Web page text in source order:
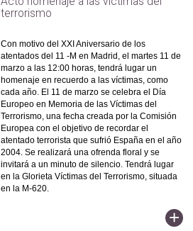
terrorismo
Con motivo del XXI Aniversario de los
atentados del 11 -M en Madrid, el martes 11 de
marzo a las 12:00 horas, tendrá lugar un
homenaje en recuerdo a las víctimas, como
cada año. El 11 de marzo se celebra el Día
Europeo en Memoria de las Víctimas del
Terrorismo, una fecha creada por la Comisión
Europea con el objetivo de recordar el
atentado terrorista que sufrió España en el año
2004. Se realizará una ofrenda floral y se
invitará a un minuto de silencio. Tendrá lugar
en la Glorieta Víctimas del Terrorismo, situada
en la M-620.
+